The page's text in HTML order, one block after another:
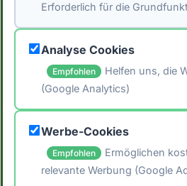
konsultiere einen Arzt oder
um individuelle
🖨️ Artikel
← Zurück zum Blog
Erforderlich für die
Analyse Cookies
Empfohlen
Helfen uns, die
(Google Analytics)
Werbe-Cookies
Empfohlen
Ermöglichen
relevante Werbung (Google